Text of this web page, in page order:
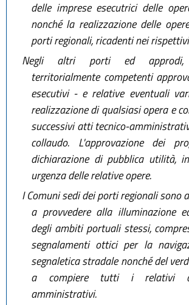
delle imprese esecutrici delle
nonché la realizzazione delle
porti regionali, ricadenti nei
Negli altri porti ed
territorialmente competenti
esecutivi - e relative eventuali
realizzazione di qualsiasi opera e
successivi atti tecnico-
collaudo. L'approvazione dei
dichiarazione di pubblica utilità,
urgenza delle relative opere.
I Comuni sedi dei porti regionali sono
a provvedere alla illuminazione
degli ambiti portuali stessi,
segnalamenti ottici per la
segnaletica stradale nonché del
a compiere tutti i relativi
amministrativi.